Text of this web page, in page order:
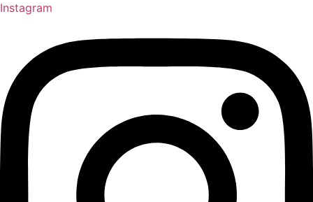
Instagram